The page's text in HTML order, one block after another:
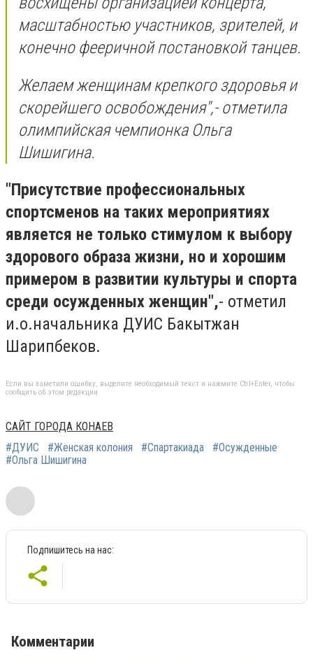
масштабностью участников, зрителей, и
конечно фееричной постановкой танцев.
Желаем женщинам крепкого здоровья и
скорейшего освобождения",- отметила
олимпийская чемпионка Ольга
Шишигина.
"Присутствие профессиональных
спортсменов на таких мероприятиях
является не только стимулом к выбору
здорового образа жизни, но и хорошим
примером в развитии культуры и спорта
среди осужденных женщин",- отметил
и.о.начальника ДУИС Бакытжан
Шарипбеков.
Если вы заметили ошибку, выделите необходимый текст и нажмите Ctrl+Enter, чтобы
сообщить об этом редакции
САЙТ ГОРОДА КОНАЕВ
#ДУИС
#Женская колония #Спартакиада
#Осужденные
#Ольга Шишигина
Подпишитесь на нас:
Комментарии